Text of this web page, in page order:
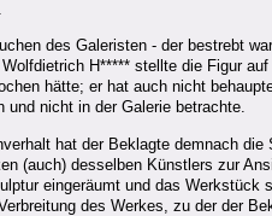
des Galeristen - der bestrebt
H***** stellte die Figur
hätte; er hat auch nicht
und nicht in der Galerie betrachte.
hat der Beklagte demnach
(auch) desselben Künstlers zur
eingeräumt und das
des Werkes, zu der der